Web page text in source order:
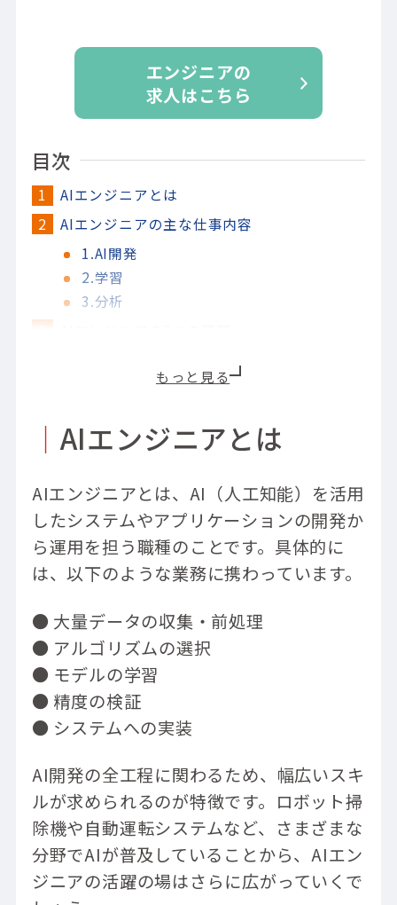
エンジニアの
求人はこちら
目次
AIエンジニアとは
AIエンジニアの主な仕事内容
1.AI開発
2.学習
3.分析
2.データサイエンティスト
AIエンジニアに求められる5つの知識
2.数学・統計学の知識
3.機械学習・ディープラーニングの知識
4.データベース運用の知識
5.クラウドに関する知識
AIエンジニアに活かせる資格を取得する
エンジニアに強い転職サイトを活用する
AIエンジニアのスキルを活かせる職種4選
1.IoTエンジニア
2.ITインフラエンジニア
4.データベースエンジニア
オープンアップネクストエンジニアでAIエン
ジニアへの転職を成功させましょう
｜ AIエンジニアとは
AIエンジニアとは、AI（人工知能）を活用
したシステムやアプリケーションの開発か
ら運用を担う職種のことです。具体的に
は、以下のような業務に携わっています。
● 大量データの収集・前処理
● アルゴリズムの選択
● モデルの学習
● 精度の検証
● システムへの実装
AI開発の全工程に関わるため、幅広いスキ
ルが求められるのが特徴です。ロボット掃
除機や自動運転システムなど、さまざまな
分野でAIが普及していることから、AIエン
ジニアの活躍の場はさらに広がっていくで